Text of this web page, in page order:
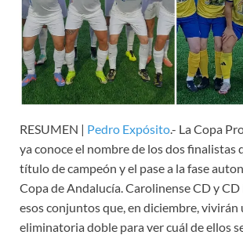
RESUMEN | Pedro Expósito.- La Copa
ya conoce el nombre de los dos finalistas
título de campeón y el pase a la fase
Copa de Andalucía. Carolinense CD y CD
esos conjuntos que, en diciembre, vivirán
eliminatoria doble para ver cuál de ellos